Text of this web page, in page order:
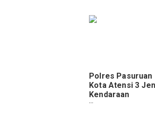
Polres Pasuruan
Kota Atensi 3
Kendaraan
Penyebab